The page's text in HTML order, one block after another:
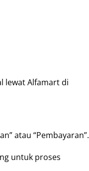
lewat Alfamart di
atau “Pembayaran”.
untuk proses